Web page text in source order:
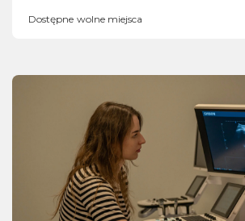
Dostępne wolne miejsca